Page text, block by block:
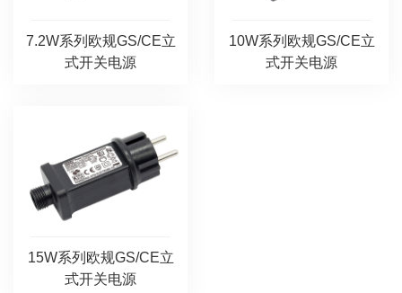
7.2W系列欧规GS/CE立
式开关电源
10W系列欧规GS/CE立
式开关电源
15W系列欧规GS/CE立
式开关电源